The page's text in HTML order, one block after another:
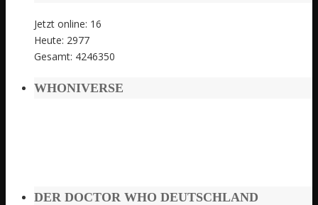
Jetzt online: 16
Heute: 2977
Gesamt: 4246350
WHONIVERSE
DER DOCTOR WHO DEUTSCHLAND